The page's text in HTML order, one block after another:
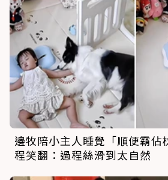
邊牧陪小主人睡覺「順便霸佔
程笑翻：過程絲滑到太自然